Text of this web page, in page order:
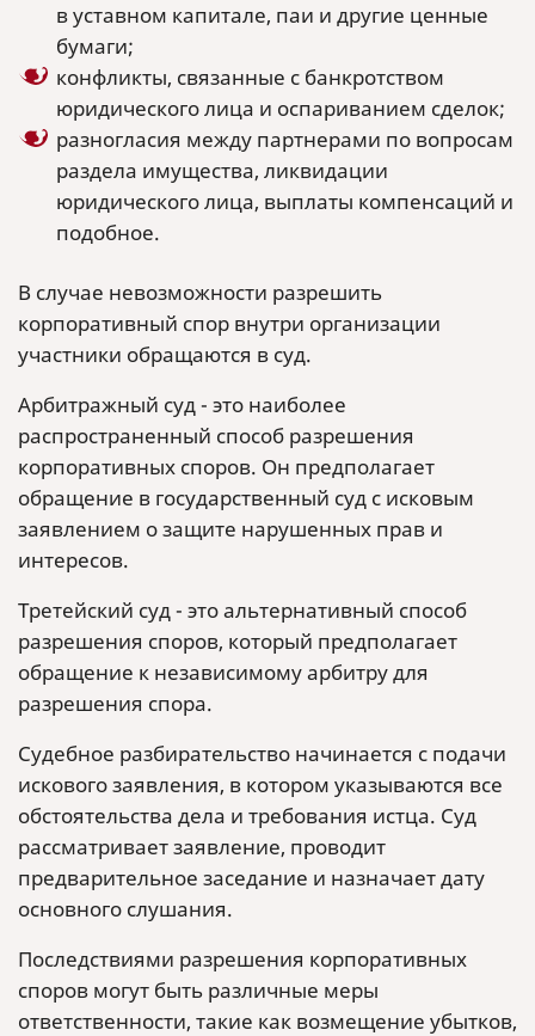
в уставном капитале, паи и другие ценные
бумаги;
конфликты, связанные с банкротством
юридического лица и оспариванием сделок;
разногласия между партнерами по вопросам
раздела имущества, ликвидации
юридического лица, выплаты компенсаций и
подобное.
В случае невозможности разрешить
корпоративный спор внутри организации
участники обращаются в суд.
Арбитражный суд - это наиболее
распространенный способ разрешения
корпоративных споров. Он предполагает
обращение в государственный суд с исковым
заявлением о защите нарушенных прав и
интересов.
Третейский суд - это альтернативный способ
разрешения споров, который предполагает
обращение к независимому арбитру для
разрешения спора.
Судебное разбирательство начинается с подачи
искового заявления, в котором указываются все
обстоятельства дела и требования истца. Суд
рассматривает заявление, проводит
предварительное заседание и назначает дату
основного слушания.
Последствиями разрешения корпоративных
споров могут быть различные меры
ответственности, такие как возмещение убытков,